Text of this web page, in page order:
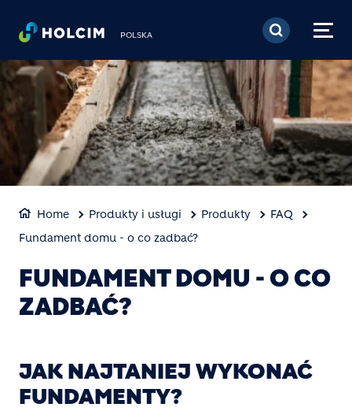
Przejdź do treści
POLSKA
Home Produkty i usługi Produkty
FAQ
Fundament domu - o co zadbać?
FUNDAMENT DOMU - O CO
ZADBAĆ?
JAK NAJTANIEJ WYKONAĆ
FUNDAMENTY?